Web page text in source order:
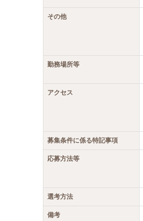
その他
勤務場所等
アクセス
募集条件に係る特記事項
応募方法等
選考方法
備考